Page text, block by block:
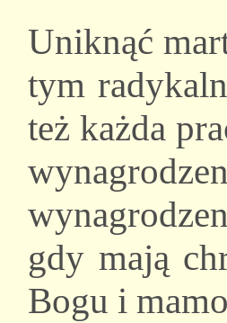
Uniknąć
tym
też każda
gdy mają
Bogu i